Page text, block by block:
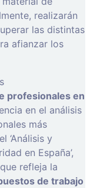
realizarán
las distintas
afianzar los
profesionales en
en el análisis
más
‘Análisis y
en España’,
refleja la
de trabajo